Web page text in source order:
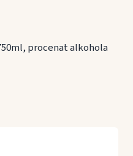
procenat alkohola